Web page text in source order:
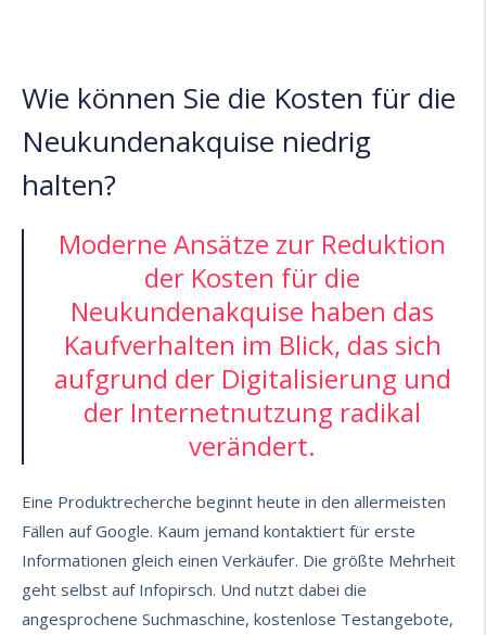
Wie können Sie die Kosten für die
Neukundenakquise niedrig
halten?
Moderne Ansätze zur Reduktion
der Kosten für die
Neukundenakquise haben das
Kaufverhalten im Blick, das sich
aufgrund der Digitalisierung und
der Internetnutzung radikal
verändert.
Eine Produktrecherche beginnt heute in den allermeisten
Fällen auf Google. Kaum jemand kontaktiert für erste
Informationen gleich einen Verkäufer. Die größte Mehrheit
geht selbst auf Infopirsch. Und nutzt dabei die
angesprochene Suchmaschine, kostenlose Testangebote,